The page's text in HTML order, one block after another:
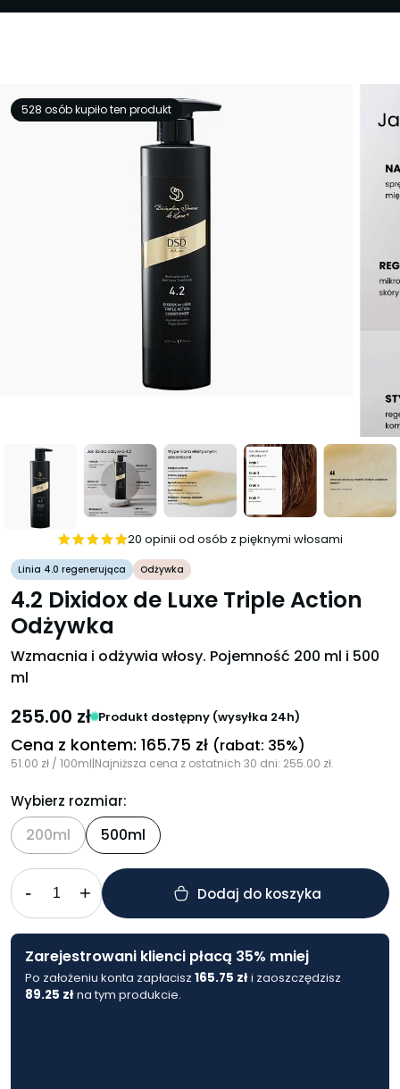
528 osób kupiło ten produkt
Oceniono
4.951na 5
20 opinii od osób z pięknymi włosami
Linia 4.0 regenerująca Odżywka
4.2 Dixidox de Luxe Triple Action
Odżywka
Wzmacnia i odżywia włosy. Pojemność 200 ml i 500
ml
255.00 zł Produkt dostępny (wysyłka 24h)
Cena z kontem: 165.75 zł (rabat: 35%)
51.00 zł / 100ml|Najniższa cena z ostatnich 30 dni: 255.00 zł.
Wybierz rozmiar:
200ml 500ml
- + Dodaj do koszyka
Zarejestrowani klienci płacą 35% mniej
Po założeniu konta zapłacisz165.75 złi zaoszczędzisz
89.25 złna tym produkcie.